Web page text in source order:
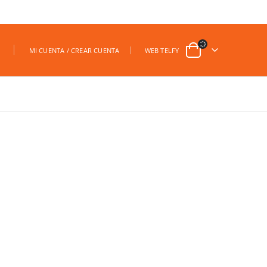
| MI CUENTA / CREAR CUENTA WEB TELFY